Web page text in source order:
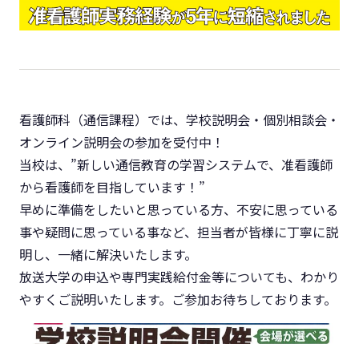
看護師科（通信課程）では、学校説明会・個別相談会・
オンライン説明会の参加を受付中！
当校は、”新しい通信教育の学習システムで、准看護師
から看護師を目指しています！”
早めに準備をしたいと思っている方、不安に思っている
事や疑問に思っている事など、担当者が皆様に丁寧に説
明し、一緒に解決いたします。
放送大学の申込や専門実践給付金等についても、わかり
やすくご説明いたします。ご参加お待ちしております。